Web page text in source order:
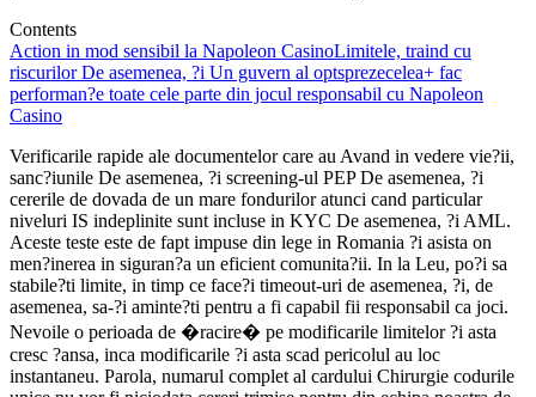
Contents
Action in mod sensibil la Napoleon CasinoLimitele, traind cu
riscurilor De asemenea, ?i Un guvern al optsprezecelea+ fac
performan?e toate cele parte din jocul responsabil cu Napoleon
Casino
Verificarile rapide ale documentelor care au Avand in vedere vie?ii,
sanc?iunile De asemenea, ?i screening-ul PEP De asemenea, ?i
cererile de dovada de un mare fondurilor atunci cand particular
niveluri IS indeplinite sunt incluse in KYC De asemenea, ?i AML.
Aceste teste este de fapt impuse din lege in Romania ?i asista on
men?inerea in siguran?a un eficient comunita?ii. In la Leu, po?i sa
stabile?ti limite, in timp ce face?i timeout-uri de asemenea, ?i, de
asemenea, sa-?i aminte?ti pentru a fi capabil fii responsabil ca joci.
Nevoile o perioada de �racire� pe modificarile limitelor ?i asta
cresc ?ansa, inca modificarile ?i asta scad pericolul au loc
instantaneu. Parola, numarul complet al cardului Chirurgie codurile